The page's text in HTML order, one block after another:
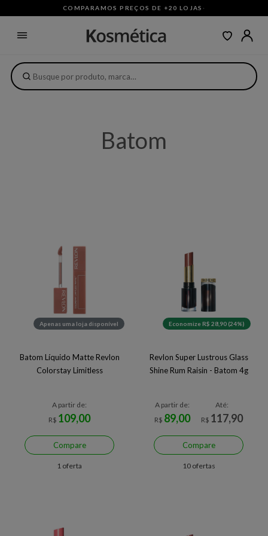
COMPARAMOS PREÇOS DE +20 LOJAS ·
Batom
Apenas uma loja disponível
Batom Líquido Matte Revlon
Colorstay Limitless
A partir de:
R$ 109,00
Compare
1 oferta
Economize R$ 28,90 (24%)
Revlon Super Lustrous Glass
Shine Rum Raisin - Batom 4g
A partir de:
R$ 89,00
Até:
R$ 117,90
Compare
10 ofertas